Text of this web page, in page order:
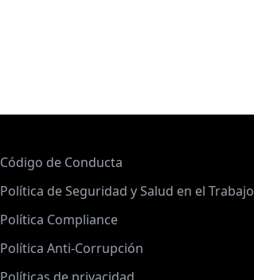
Código de Conducta
Política de Seguridad y Salud en el Trabajo
Política Compliance
Política Anti-Corrupción